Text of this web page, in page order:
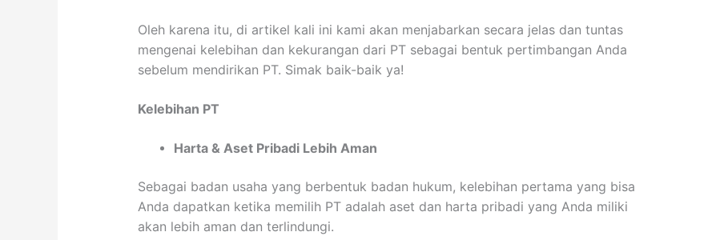
Oleh karena itu, di artikel kali ini kami akan menjabarkan secara jelas dan tuntas
mengenai kelebihan dan kekurangan dari PT sebagai bentuk pertimbangan Anda
sebelum mendirikan PT. Simak baik-baik ya!
Kelebihan PT
Harta & Aset Pribadi Lebih Aman
Sebagai badan usaha yang berbentuk badan hukum, kelebihan pertama yang bisa
Anda dapatkan ketika memilih PT adalah aset dan harta pribadi yang Anda miliki
akan lebih aman dan terlindungi.